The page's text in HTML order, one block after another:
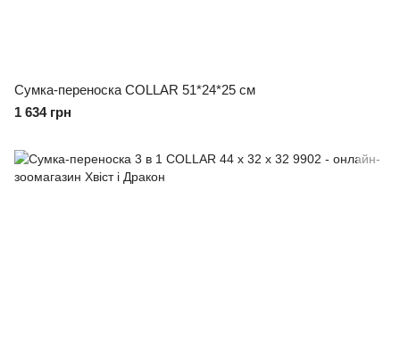
Сумка-переноска COLLAR 51*24*25 см
1 634 грн